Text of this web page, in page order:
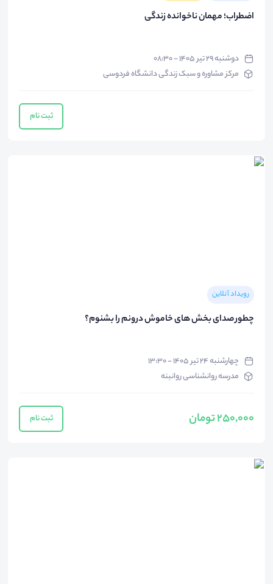
اضطراب؛ مهمان ناخوانده زندگی
دوشنبه ۲۹ تیر ۱۴۰۵ - ۰۸:۳۰
مرکز مشاوره و سبک زندگی دانشگاه فردوسی
ثبت نام
رویداد آنلاین
چطور صدای بخش های خاموش درونم را بشنوم؟
چهارشنبه ۲۴ تیر ۱۴۰۵ - ۱۳:۳۰
مدرسه روانشناسی روانبنه
250,000 تومان ثبت نام